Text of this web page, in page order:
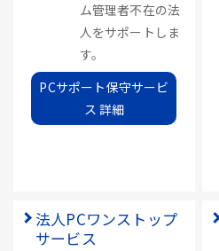
ム管理者不在の法
人をサポートしま
す。
PCサポート保守サービ
ス 詳細
法人PCワンストップ
サービス